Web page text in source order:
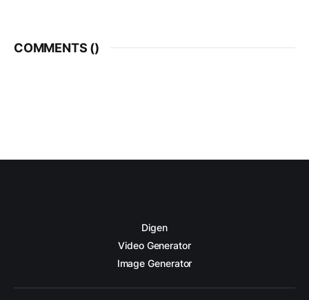
COMMENTS ()
Digen
Video Generator
Image Generator